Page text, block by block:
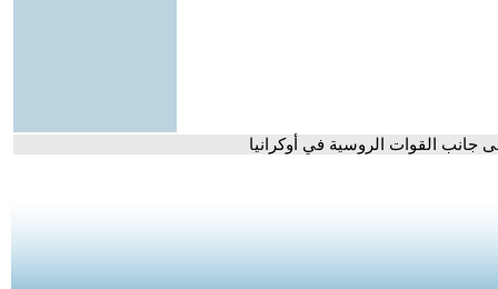
القوات الروسية في أوكرانيا